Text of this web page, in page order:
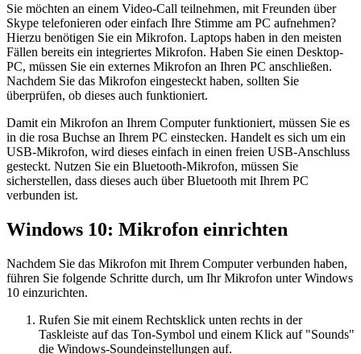
Sie möchten an einem Video-Call teilnehmen, mit Freunden über
Skype telefonieren oder einfach Ihre Stimme am PC aufnehmen?
Hierzu benötigen Sie ein Mikrofon. Laptops haben in den meisten
Fällen bereits ein integriertes Mikrofon. Haben Sie einen Desktop-
PC, müssen Sie ein externes Mikrofon an Ihren PC anschließen.
Nachdem Sie das Mikrofon eingesteckt haben, sollten Sie
überprüfen, ob dieses auch funktioniert.
Damit ein Mikrofon an Ihrem Computer funktioniert, müssen Sie es
in die rosa Buchse an Ihrem PC einstecken. Handelt es sich um ein
USB-Mikrofon, wird dieses einfach in einen freien USB-Anschluss
gesteckt. Nutzen Sie ein Bluetooth-Mikrofon, müssen Sie
sicherstellen, dass dieses auch über Bluetooth mit Ihrem PC
verbunden ist.
Windows 10: Mikrofon einrichten
Nachdem Sie das Mikrofon mit Ihrem Computer verbunden haben,
führen Sie folgende Schritte durch, um Ihr Mikrofon unter Windows
10 einzurichten.
Rufen Sie mit einem Rechtsklick unten rechts in der
Taskleiste auf das Ton-Symbol und einem Klick auf "Sounds"
die Windows-Soundeinstellungen auf.